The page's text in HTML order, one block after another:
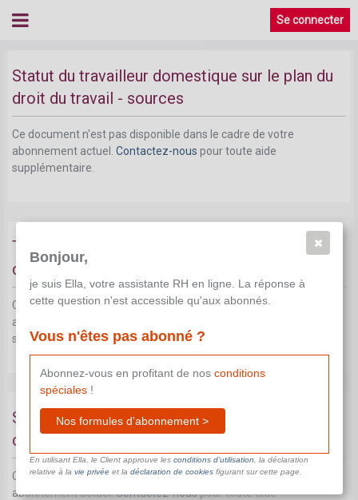
Se connecter
Statut du domestique sur le plan du droit du
Statut du travailleur domestique sur le plan du
droit du travail - sources
Ce document n'est pas disponible dans le cadre de votre
abonnement actuel. Contactez-nous pour toute aide
supplémentaire.
Temps de travail et de repos des travailleurs
domestiques
Ce document n'est pas disponible dans le cadre de votre
abonnement actuel.
supplémentaire.
Salaire garanti en cas d'incapacité de travail
des travailleurs domestiques
Ce document n'est pas disponible dans le cadre de votre
abonnement actuel.Contactez-nouspour toute aide
Bonjour,
je suis Ella, votre assistante RH en ligne. La réponse à
cette question n'est accessible qu'aux abonnés.
Vous n'êtes pas abonné ?
Abonnez-vous en profitant de nos conditions
spéciales!
Nos formules d'abonnement >
En utilisant Ella, le Client approuve les conditions d’utilisation , la déclaration
relative à la vie privéeet la déclaration de cookiesfigurant sur cette page.